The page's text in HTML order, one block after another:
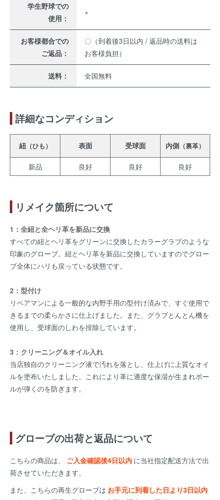
学生野球での
使用：
×
お客様都合での
ご返品：
〇（到着後3日以内 / 返品時の送料は
お客様負担）
送料： 全国無料
詳細なコンディション
紐（ひも） 表面 受球面 内側 （裏革）
新品 良好 良好 良好
リメイク箇所について
1：全紐と全ヘリ革を新品に交換
すべての紐とヘリ革をグリーンに交換したカラーグラブのような
印象のグローブ。紐とヘリ革を新品に交換していますのでグロー
ブ全体にハリも戻っている状態です。
2：型付け
リペアマンによる一般的な内野手用の型付け済みで、すぐ使用で
きるまでの柔らかさに仕上げました。また、グラブとんとん機を
使用し、受球面のしわを排除しています。
3：クリーニング＆オイル入れ
当店独自のクリーニング液で汚れを落とし、仕上げに上質なオイ
ルを塗布いたしました。これにより革に適度な保湿が生まれボー
ルが弾くのを防ぎます。
グローブの出荷と返品について
こちらの商品は、 ご入金確認後4日以内 に当社指定配送方法で出
荷させていただきます。
また、こちらの再生グローブは お手元に到着した日より3日以内